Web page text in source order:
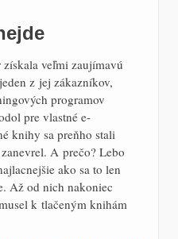
získala veľmi zaujímavú
z jej zákazníkov,
programov
pre vlastné e-
knihy sa preňho stali
A prečo? Lebo
ako sa to len
Až od nich nakoniec
k tlačeným knihám